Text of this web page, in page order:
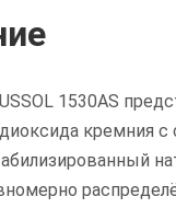
1530AS
кремния с